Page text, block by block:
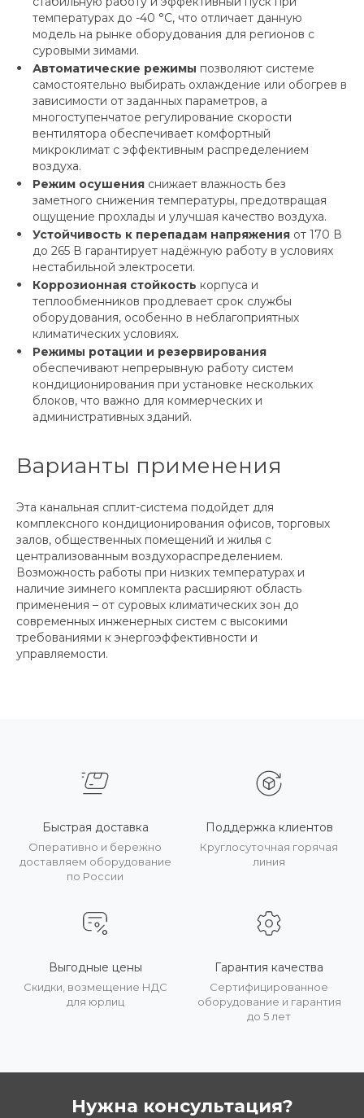
температурах до -40 °С, что отличает данную
модель на рынке оборудования для регионов с
суровыми зимами.
Автоматические режимы позволяют системе
самостоятельно выбирать охлаждение или обогрев в
зависимости от заданных параметров, а
многоступенчатое регулирование скорости
вентилятора обеспечивает комфортный
микроклимат с эффективным распределением
воздуха.
Режим осушения снижает влажность без
заметного снижения температуры, предотвращая
ощущение прохлады и улучшая качество воздуха.
Устойчивость к перепадам напряжения от 170 В
до 265 В гарантирует надёжную работу в условиях
нестабильной электросети.
Коррозионная стойкость корпуса и
теплообменников продлевает срок службы
оборудования, особенно в неблагоприятных
климатических условиях.
Режимы ротации и резервирования
обеспечивают непрерывную работу систем
кондиционирования при установке нескольких
блоков, что важно для коммерческих и
административных зданий.
Варианты применения
Эта канальная сплит-система подойдет для
комплексного кондиционирования офисов, торговых
залов, общественных помещений и жилья с
централизованным воздухораспределением.
Возможность работы при низких температурах и
наличие зимнего комплекта расширяют область
применения – от суровых климатических зон до
современных инженерных систем с высокими
требованиями к энергоэффективности и
управляемости.
Быстрая доставка
Оперативно и бережно
доставляем оборудование
по России
Поддержка клиентов
Круглосуточная горячая
линия
Выгодные цены
Скидки, возмещение НДС
для юрлиц
Гарантия качества
Сертифицированное
оборудование и гарантия
до 5 лет
Нужна консультация?